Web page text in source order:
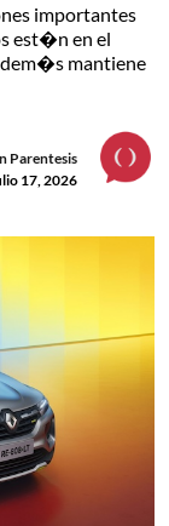
importantes
est�n en el
mantiene
Parentesis
17, 2026